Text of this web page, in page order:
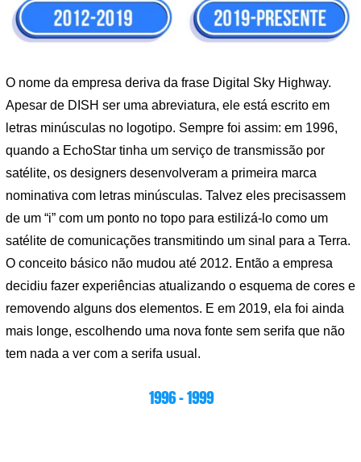
O nome da empresa deriva da frase Digital Sky Highway.
Apesar de DISH ser uma abreviatura, ele está escrito em
letras minúsculas no logotipo. Sempre foi assim: em 1996,
quando a EchoStar tinha um serviço de transmissão por
satélite, os designers desenvolveram a primeira marca
nominativa com letras minúsculas. Talvez eles precisassem
de um “i” com um ponto no topo para estilizá-lo como um
satélite de comunicações transmitindo um sinal para a Terra.
O conceito básico não mudou até 2012. Então a empresa
decidiu fazer experiências atualizando o esquema de cores e
removendo alguns dos elementos. E em 2019, ela foi ainda
mais longe, escolhendo uma nova fonte sem serifa que não
tem nada a ver com a serifa usual.
1996 – 1999